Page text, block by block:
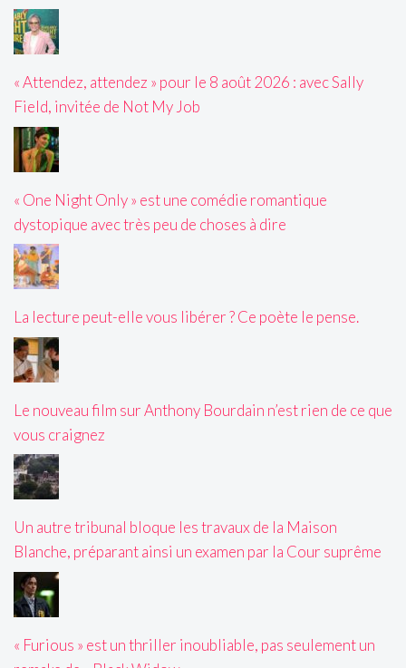
« Attendez, attendez » pour le 8 août 2026 : avec Sally
Field, invitée de Not My Job
« One Night Only » est une comédie romantique
dystopique avec très peu de choses à dire
La lecture peut-elle vous libérer ? Ce poète le pense.
Le nouveau film sur Anthony Bourdain n’est rien de ce que
vous craignez
Un autre tribunal bloque les travaux de la Maison
Blanche, préparant ainsi un examen par la Cour suprême
« Furious » est un thriller inoubliable, pas seulement un